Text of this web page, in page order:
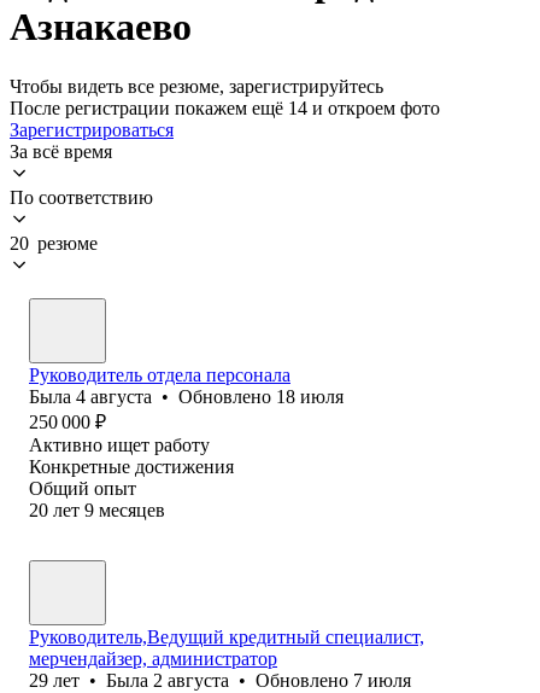
Азнакаево
Чтобы видеть все резюме, зарегистрируйтесь
После регистрации покажем ещё 14 и откроем фото
Зарегистрироваться
За всё время
По соответствию
20 резюме
Руководитель отдела персонала
Была 4 августа • Обновлено 18 июля
250 000 ₽
Активно ищет работу
Конкретные достижения
Общий опыт
20 лет 9 месяцев
Руководитель,Ведущий кредитный специалист,
мерчендайзер, администратор
29 лет • Была 2 августа • Обновлено 7 июля